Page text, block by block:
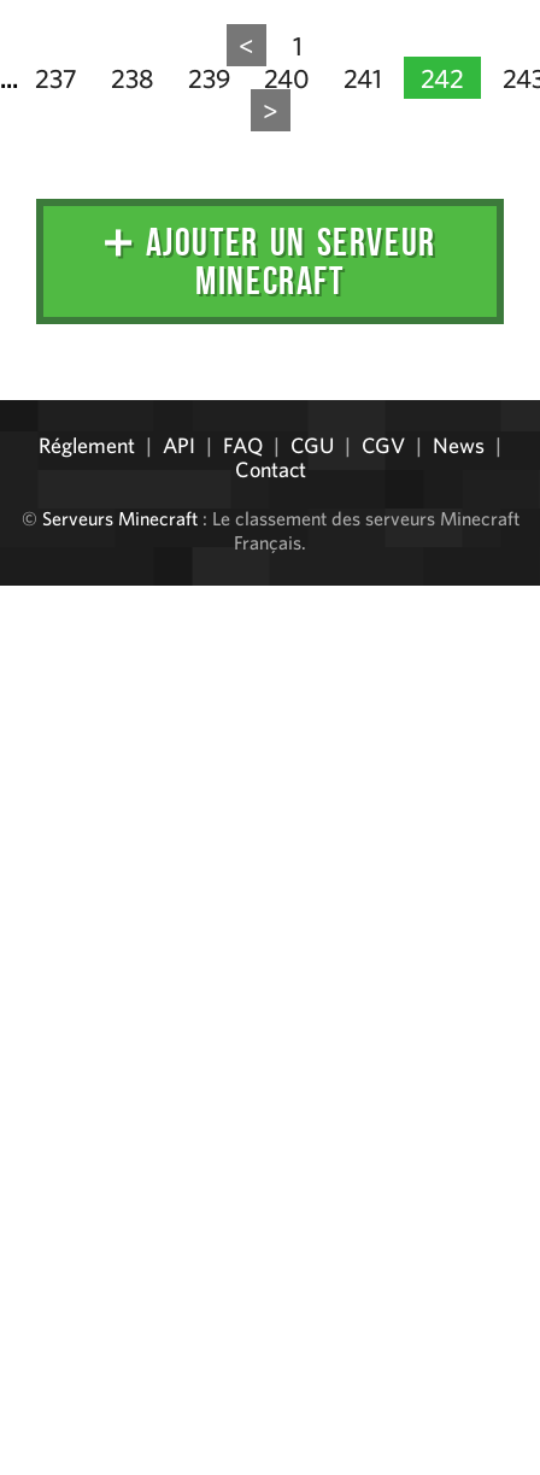
< 1
... 237 238 239 240 241 242
>
➕ AJOUTER UN SERVEUR
MINECRAFT
Réglement | API | FAQ | CGU | CGV | News |
Contact
© Serveurs Minecraft: Le classement des serveurs Minecraft
Français.